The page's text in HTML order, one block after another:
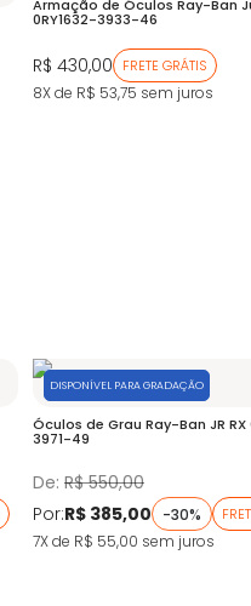
Armação de Óculos Ray-Ban
0RY1632-3933-46
R$ 430,00 FRETE GRÁTIS
8X de R$ 53,75 sem juros
Óculos de Grau Ray-Ban JR RX
3971-49
De: R$ 550,00
Por:R$ 385,00 -30%
DISPONÍVEL PARA GRADAÇÃO
7X de R$ 55,00 sem juros